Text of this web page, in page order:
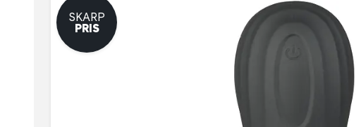
SKARP
PRIS